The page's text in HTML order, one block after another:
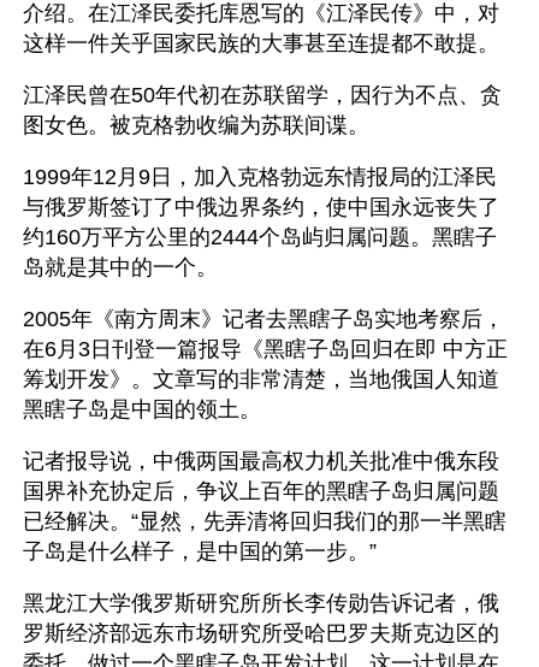
介绍。在江泽民委托库恩写的《江泽民传》中，对
这样一件关乎国家民族的大事甚至连提都不敢提。
江泽民曾在50年代初在苏联留学，因行为不点、贪
图女色。被克格勃收编为苏联间谍。
1999年12月9日，加入克格勃远东情报局的江泽民
与俄罗斯签订了中俄边界条约，使中国永远丧失了
约160万平方公里的2444个岛屿归属问题。黑瞎子
岛就是其中的一个。
2005年《南方周末》记者去黑瞎子岛实地考察后，
在6月3日刊登一篇报导《黑瞎子岛回归在即 中方正
筹划开发》。文章写的非常清楚，当地俄国人知道
黑瞎子岛是中国的领土。
记者报导说，中俄两国最高权力机关批准中俄东段
国界补充协定后，争议上百年的黑瞎子岛归属问题
已经解决。“显然，先弄清将回归我们的那一半黑瞎
子岛是什么样子，是中国的第一步。”
黑龙江大学俄罗斯研究所所长李传勋告诉记者，俄
罗斯经济部远东市场研究所受哈巴罗夫斯克边区的